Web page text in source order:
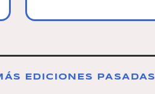
EDICIONES PASADAS